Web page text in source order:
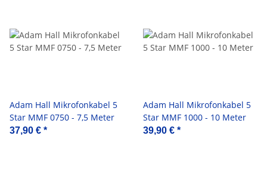
Adam Hall Mikrofonkabel 5
Star MMF 0750 - 7,5 Meter
37,90 € *
Adam Hall Mikrofonkabel 5
Star MMF 1000 - 10 Meter
39,90 € *